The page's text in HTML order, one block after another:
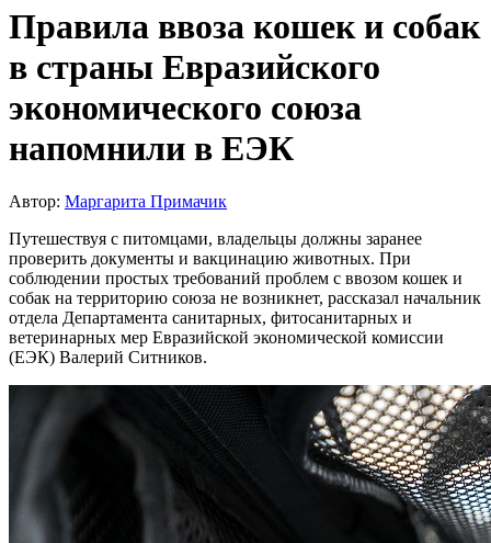
Правила ввоза кошек и собак
в страны Евразийского
экономического союза
напомнили в ЕЭК
Автор: Маргарита Примачик
Путешествуя с питомцами, владельцы должны заранее
проверить документы и вакцинацию животных. При
соблюдении простых требований проблем с ввозом кошек и
собак на территорию союза не возникнет, рассказал начальник
отдела Департамента санитарных, фитосанитарных и
ветеринарных мер Евразийской экономической комиссии
(ЕЭК) Валерий Ситников.